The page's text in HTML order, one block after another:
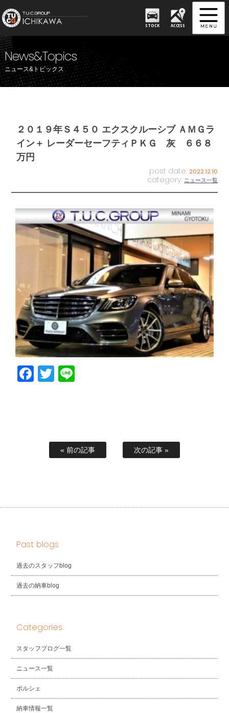
STOCK ACCESS
News&Topics
ニュース&トピックス
２０１９年Ｓ４５０ エクスクルーシブ ＡＭＧラ
イン＋ レーダーセーフティＰＫＧ 灰 ６６８
万円
post date: 2022.12.10
category: ニュース一覧
Facebook
Twitter
« 前の記事 次の記事 »
Past blogs
過去のスタッフblog
過去の納車blog
Categories
スタッフブログ一覧
ニュース一覧
ポルシェ
納車情報一覧